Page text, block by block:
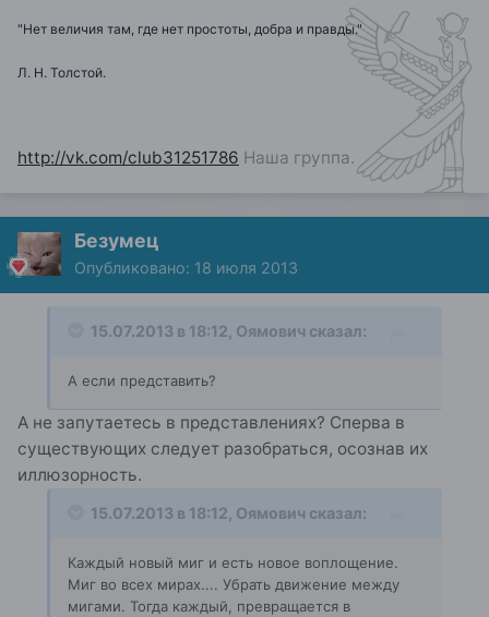
"Нет величия там, где нет простоты, добра и правды."
Л. Н. Толстой.
http://vk.com/club31251786 Наша группа.
Безумец
Опубликовано: 18 июля 2013
15.07.2013 в 18:12, Оямович сказал:
А если представить?
А не запутаетесь в представлениях? Сперва в
существующих следует разобраться, осознав их
иллюзорность.
15.07.2013 в 18:12, Оямович сказал:
Каждый новый миг и есть новое воплощение.
Миг во всех мирах.... Убрать движение между
мигами. Тогда каждый, превращается в